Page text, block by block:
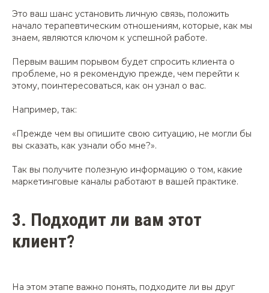
Это ваш шанс установить личную связь, положить
начало терапевтическим отношениям, которые, как мы
знаем, являются ключом к успешной работе.
Первым вашим порывом будет спросить клиента о
проблеме, но я рекомендую прежде, чем перейти к
этому, поинтересоваться, как он узнал о вас.
Например, так:
«Прежде чем вы опишите свою ситуацию, не могли бы
вы сказать, как узнали обо мне?».
Так вы получите полезную информацию о том, какие
маркетинговые каналы работают в вашей практике.
3. Подходит ли вам этот
клиент?
На этом этапе важно понять, подходите ли вы друг